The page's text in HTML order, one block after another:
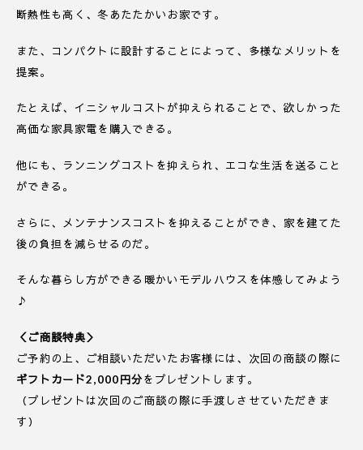
断熱性も高く、冬あたたかいお家です。
また、コンパクトに設計することによって、多様なメリットを
提案。
たとえば、イニシャルコストが抑えられることで、欲しかった
高価な家具家電を購入できる。
他にも、ランニングコストを抑えられ、エコな生活を送ること
ができる。
さらに、メンテナンスコストを抑えることができ、家を建てた
後の負担を減らせるのだ。
そんな暮らし方ができる暖かいモデルハウスを体感してみよう
♪
＜ご商談特典＞
ご予約の上、ご相談いただいたお客様には、次回の商談の際に
ギフトカード2,000円分をプレゼントします。
（プレゼントは次回のご商談の際に手渡しさせていただきま
す）